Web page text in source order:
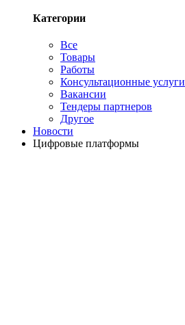
Категории
Все
Товары
Работы
Консультационные услуги
Вакансии
Тендеры партнеров
Другое
Новости
Цифровые платформы